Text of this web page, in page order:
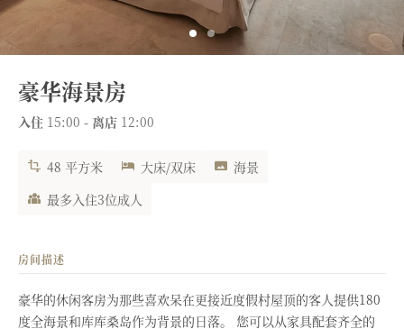
豪华海景房
入住 15:00 - 离店 12:00
48 平方米 大床/双床
海景
最多入住3位成人
房间描述
豪华的休闲客房为那些喜欢呆在更接近度假村屋顶的客人提供180
度全海景和库库桑岛作为背景的日落。 您可以从家具配套齐全的